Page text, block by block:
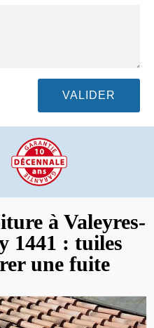
à Valeyres-
1441 : tuiles
une fuite